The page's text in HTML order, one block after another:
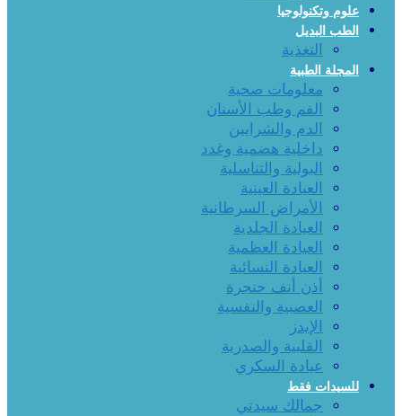
علوم وتكنولوجيا
الطب البديل
التغذية
المجلة الطبية
معلومات صحية
الفم وطب الأسنان
الدم والشرايين
داخلية هضمية وغدد
البولية والتناسلية
العيادة العينية
الأمراض السرطانية
العيادة الجلدية
العيادة العظمية
العيادة النسائية
أذن أنف حنجرة
العصبية والنفسية
الإيدز
القلبية والصدرية
عيادة السكري
للسيدات فقط
جمالك سيدتي